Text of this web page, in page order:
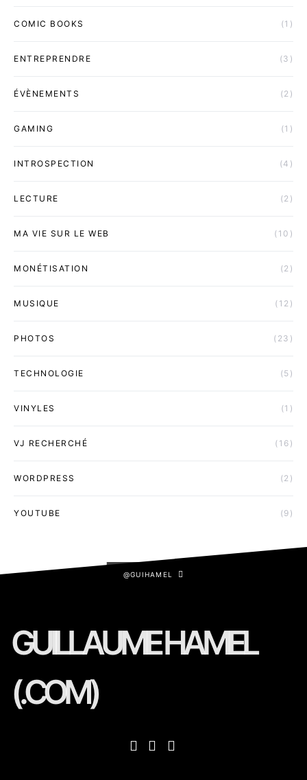
COMIC BOOKS (1)
ENTREPRENDRE (3)
ÉVÈNEMENTS (2)
GAMING (1)
INTROSPECTION (4)
LECTURE (2)
MA VIE SUR LE WEB (10)
MONÉTISATION (2)
MUSIQUE (12)
PHOTOS (23)
TECHNOLOGIE (5)
VINYLES (1)
VJ RECHERCHÉ (16)
WORDPRESS (2)
YOUTUBE (9)
@GUIHAMEL
GUILLAUME HAMEL
(.COM)